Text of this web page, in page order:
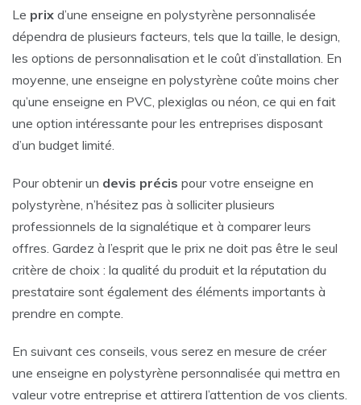
Le prix d’une enseigne en polystyrène personnalisée
dépendra de plusieurs facteurs, tels que la taille, le design,
les options de personnalisation et le coût d’installation. En
moyenne, une enseigne en polystyrène coûte moins cher
qu’une enseigne en PVC, plexiglas ou néon, ce qui en fait
une option intéressante pour les entreprises disposant
d’un budget limité.
Pour obtenir un devis précis pour votre enseigne en
polystyrène, n’hésitez pas à solliciter plusieurs
professionnels de la signalétique et à comparer leurs
offres. Gardez à l’esprit que le prix ne doit pas être le seul
critère de choix : la qualité du produit et la réputation du
prestataire sont également des éléments importants à
prendre en compte.
En suivant ces conseils, vous serez en mesure de créer
une enseigne en polystyrène personnalisée qui mettra en
valeur votre entreprise et attirera l’attention de vos clients.